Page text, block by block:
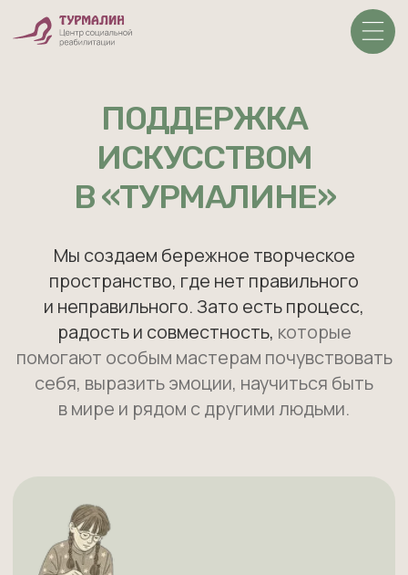
Искусство
Мастерские
О центре
ПОДДЕРЖАТЬ
Искусство
Мастерские
О центре
ИСКУССТВОМ
В «ТУРМАЛИНЕ»
Мы создаем бережное творческое
пространство, где нет правильного
помогают особым мастерам почувствовать
себя, выразить эмоции, научиться быть
в мире и рядом с другими людьми.
сказать словами: страхи, радости,
тревогу, мечты
Подробнее 🠒